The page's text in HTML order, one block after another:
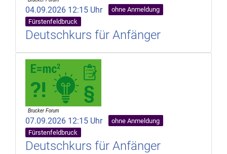
04.09.2026 12:15 Uhr
ohne Anmeldung
Fürstenfeldbruck
Deutschkurs für Anfänger
07.09.2026 12:15 Uhr
ohne Anmeldung
Fürstenfeldbruck
Deutschkurs für Anfänger